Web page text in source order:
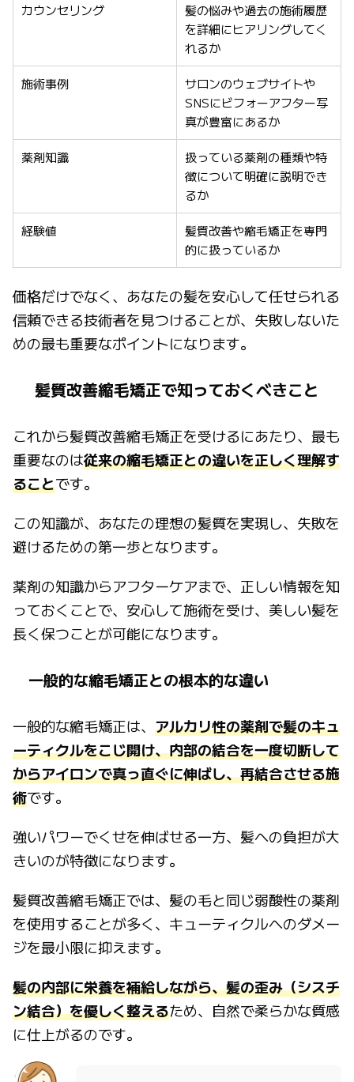
カウンセリング
髪の悩みや過去の施術履歴
を詳細にヒアリングしてく
れるか
施術事例
サロンのウェブサイトや
SNSにビフォーアフター写
真が豊富にあるか
薬剤知識
扱っている薬剤の種類や特
徴について明確に説明でき
るか
経験値
髪質改善や縮毛矯正を専門
的に扱っているか
価格だけでなく、あなたの髪を安心して任せられる
信頼できる技術者を見つけることが、失敗しないた
めの最も重要なポイントになります。
髪質改善縮毛矯正で知っておくべきこと
これから髪質改善縮毛矯正を受けるにあたり、最も
重要なのは従来の縮毛矯正との違いを正しく理解す
ることです。
この知識が、あなたの理想の髪質を実現し、失敗を
避けるための第一歩となります。
薬剤の知識からアフターケアまで、正しい情報を知
っておくことで、安心して施術を受け、美しい髪を
長く保つことが可能になります。
一般的な縮毛矯正との根本的な違い
一般的な縮毛矯正は、 アルカリ性の薬剤で髪のキュ
ーティクルをこじ開け、内部の結合を一度切断して
からアイロンで真っ直ぐに伸ばし、再結合させる施
術です。
強いパワーでくせを伸ばせる一方、髪への負担が大
きいのが特徴になります。
髪質改善縮毛矯正では、髪の毛と同じ弱酸性の薬剤
を使用することが多く、キューティクルへのダメー
ジを最小限に抑えます。
髪の内部に栄養を補給しながら、髪の歪み（シスチ
ン結合）を優しく整えるため、自然で柔らかな質感
に仕上がるのです。